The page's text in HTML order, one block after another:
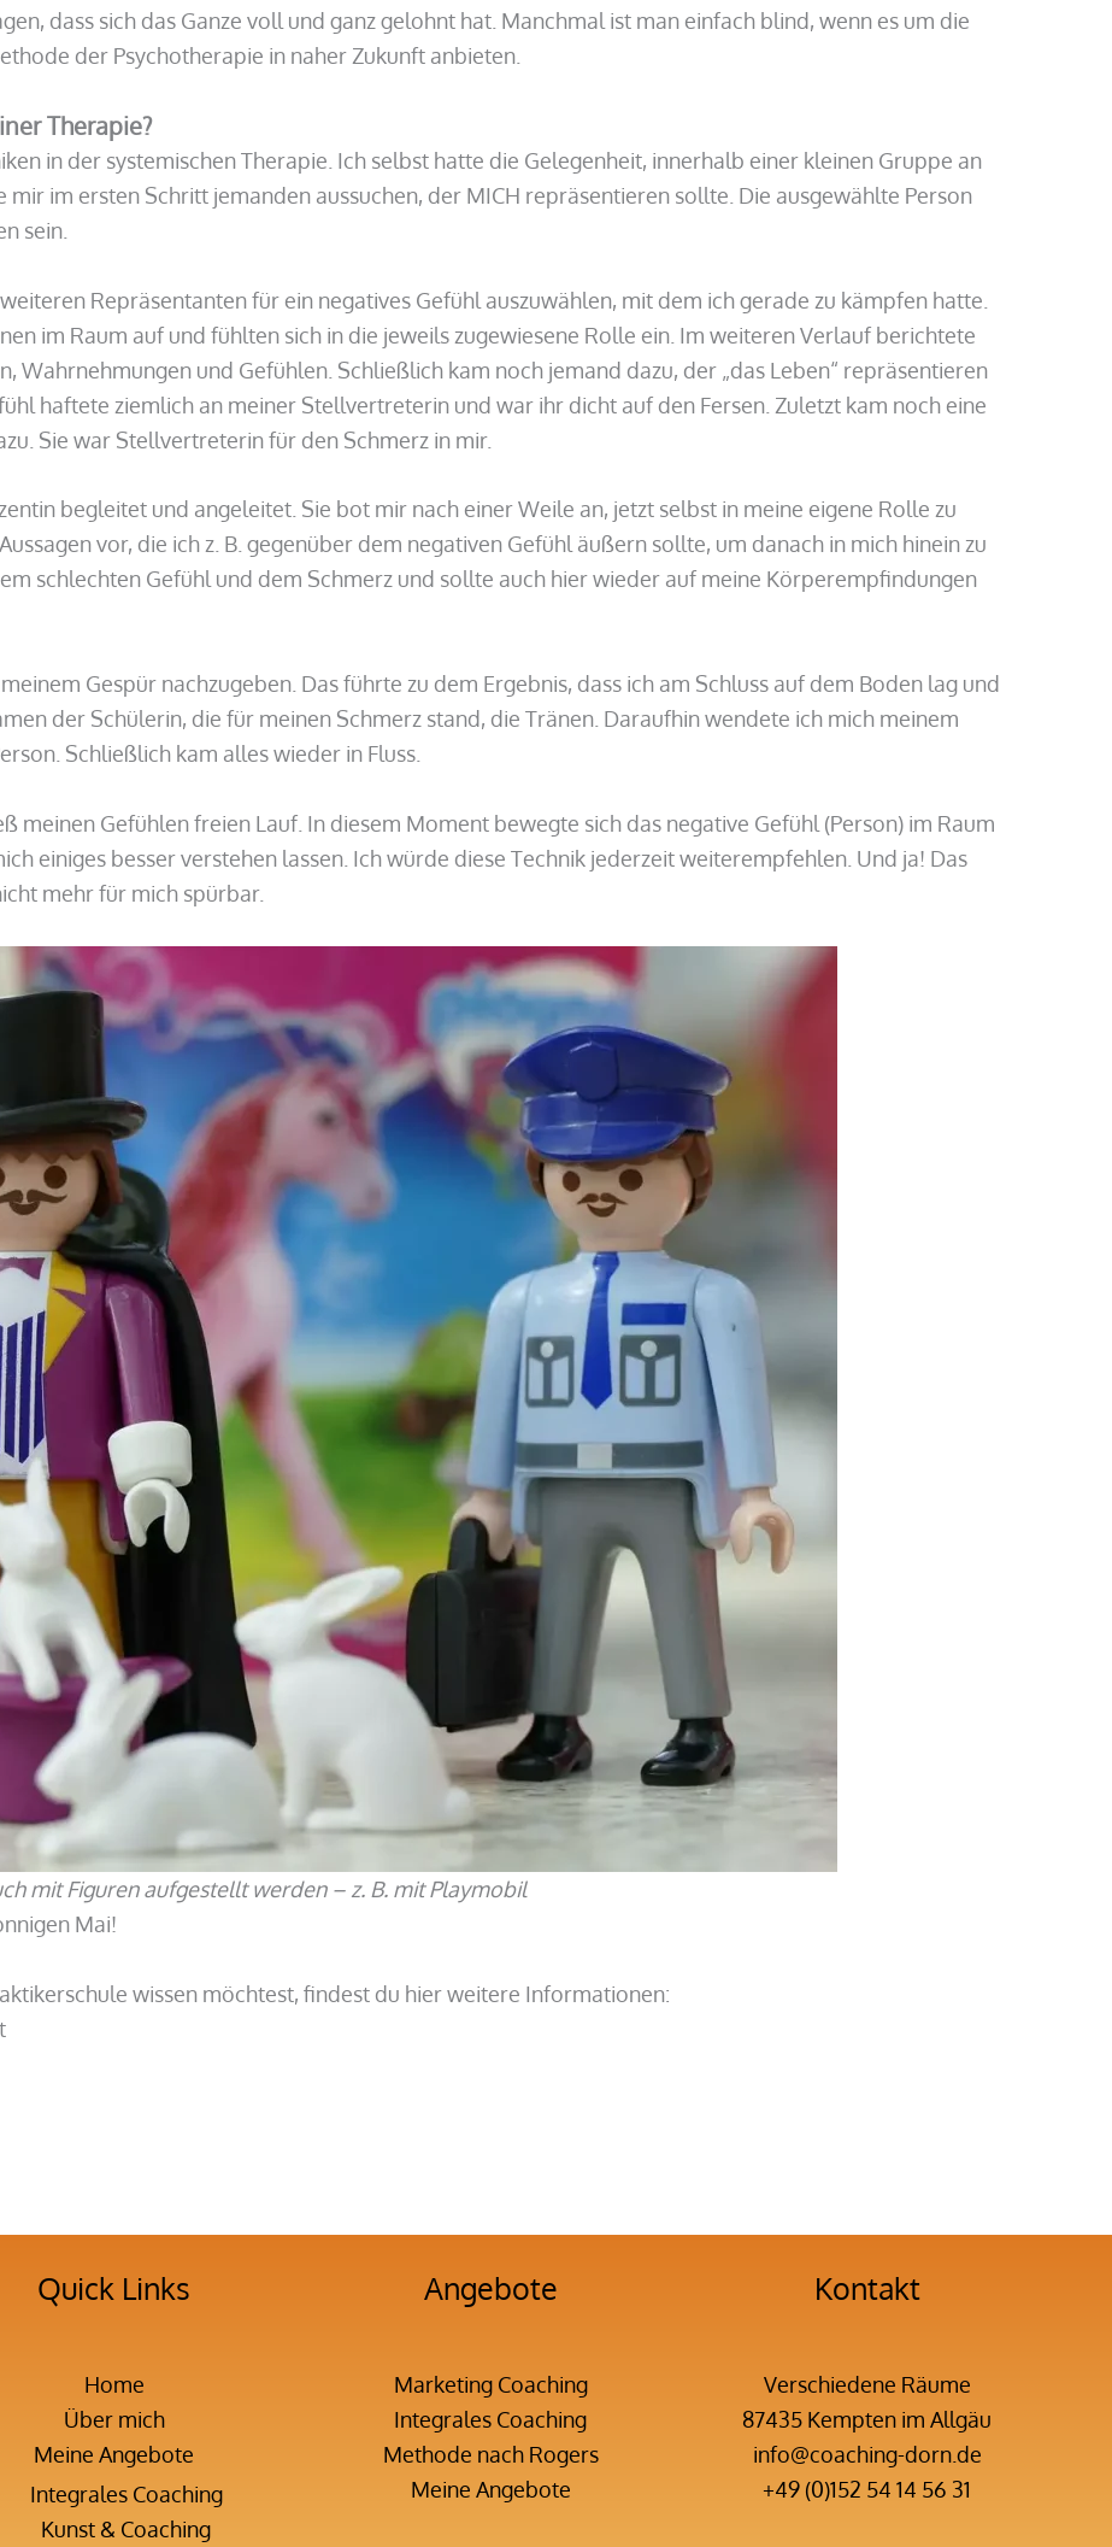
dass sich das Ganze voll und ganz gelohnt hat. Manchmal ist man einfach blind, wenn es um die
der Psychotherapie in naher Zukunft anbieten.
Therapie?
in der systemischen Therapie. Ich selbst hatte die Gelegenheit, innerhalb einer kleinen Gruppe an
im ersten Schritt jemanden aussuchen, der MICH repräsentieren sollte. Die ausgewählte Person
sein.
Repräsentanten für ein negatives Gefühl auszuwählen, mit dem ich gerade zu kämpfen hatte.
im Raum auf und fühlten sich in die jeweils zugewiesene Rolle ein. Im weiteren Verlauf berichtete
Wahrnehmungen und Gefühlen. Schließlich kam noch jemand dazu, der „das Leben“ repräsentieren
haftete ziemlich an meiner Stellvertreterin und war ihr dicht auf den Fersen. Zuletzt kam noch eine
Sie war Stellvertreterin für den Schmerz in mir.
begleitet und angeleitet. Sie bot mir nach einer Weile an, jetzt selbst in meine eigene Rolle zu
vor, die ich z. B. gegenüber dem negativen Gefühl äußern sollte, um danach in mich hinein zu
schlechten Gefühl und dem Schmerz und sollte auch hier wieder auf meine Körperempfindungen
Gespür nachzugeben. Das führte zu dem Ergebnis, dass ich am Schluss auf dem Boden lag und
der Schülerin, die für meinen Schmerz stand, die Tränen. Daraufhin wendete ich mich meinem
Schließlich kam alles wieder in Fluss.
meinen Gefühlen freien Lauf. In diesem Moment bewegte sich das negative Gefühl (Person) im Raum
einiges besser verstehen lassen. Ich würde diese Technik jederzeit weiterempfehlen. Und ja! Das
mehr für mich spürbar.
mit Figuren aufgestellt werden – z. B. mit Playmobil
Mai!
wissen möchtest, findest du hier weitere Informationen:
Quick Links
Home
Über mich
Meine Angebote
Integrales Coaching
Kunst & Coaching
Angebote
Marketing Coaching
Integrales Coaching
Methode nach Rogers
Meine Angebote
Kontakt
Verschiedene Räume
87435 Kempten im Allgäu
info@coaching-dorn.de
+49 (0)152 54 14 56 31